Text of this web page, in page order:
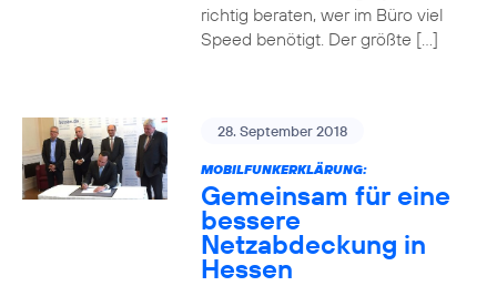
richtig beraten, wer im Büro viel
Speed benötigt. Der größte […]
28. September 2018
MOBILFUNKERKLÄRUNG:
Gemeinsam für eine
bessere
Netzabdeckung in
Hessen